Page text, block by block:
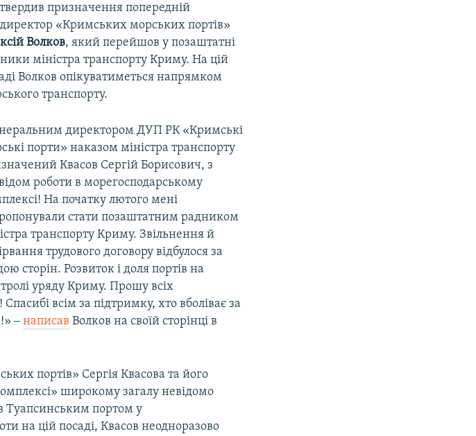
призначення попередній
«Кримських морських портів»
Волков, який перейшов у позаштатні
міністра транспорту Криму. На цій
Волков опікуватиметься напрямком
транспорту.
директором ДУП РК «Кримські
порти» наказом міністра транспорту
Квасов Сергій Борисович, з
роботи в морегосподарському
На початку лютого мені
стати позаштатним радником
транспорту Криму. Звільнення й
трудового договору відбулося за
сторін. Розвиток і доля портів на
уряду Криму. Прошу всіх
всім за підтримку, хто вболіває за
‒написав Волков на своїй сторінці в
портів» Сергія Квасова та його
широкому загалу невідомо
Туапсинським портом у
на цій посаді, Квасов неодноразово